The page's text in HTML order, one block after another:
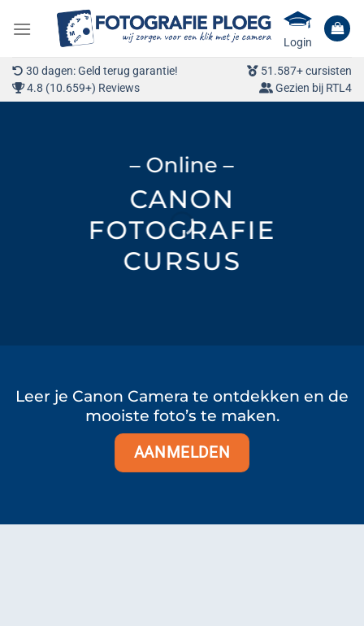
naar
Login
30 dagen: Geld terug garantie!
51.587+ cursisten
4.8 (10.659+) Reviews
Gezien bij RTL4
– Online –
CANON
FOTOGRAFIE
CURSUS
Leer je Canon Camera te ontdekken en de
mooiste foto’s te maken.
AANMELDEN